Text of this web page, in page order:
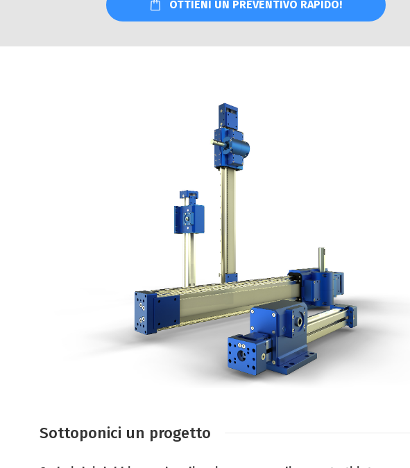
OTTIENI UN PREVENTIVO RAPIDO!
Sottoponici un progetto